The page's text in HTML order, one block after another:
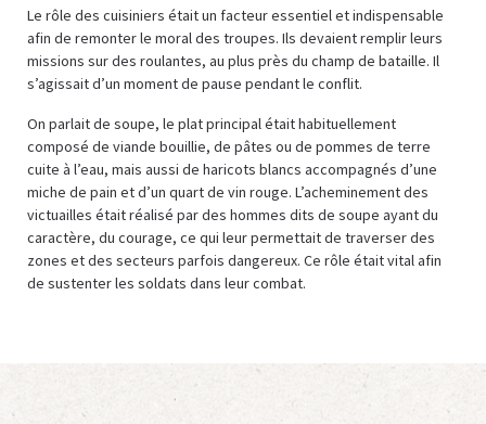
Le rôle des cuisiniers était un facteur essentiel et indispensable
afin de remonter le moral des troupes. Ils devaient remplir leurs
missions sur des roulantes, au plus près du champ de bataille. Il
s’agissait d’un moment de pause pendant le conflit.
On parlait de soupe, le plat principal était habituellement
composé de viande bouillie, de pâtes ou de pommes de terre
cuite à l’eau, mais aussi de haricots blancs accompagnés d’une
miche de pain et d’un quart de vin rouge. L’acheminement des
victuailles était réalisé par des hommes dits de soupe ayant du
caractère, du courage, ce qui leur permettait de traverser des
zones et des secteurs parfois dangereux. Ce rôle était vital afin
de sustenter les soldats dans leur combat.